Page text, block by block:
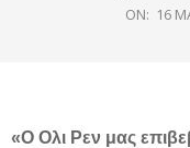
ON: 16
«Ο Ολι Ρεν μας